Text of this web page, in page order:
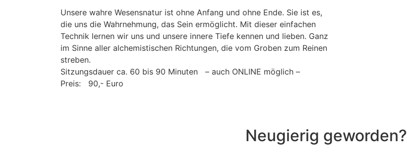
Unsere wahre Wesensnatur ist ohne Anfang und ohne Ende. Sie ist es,
die uns die Wahrnehmung, das Sein ermöglicht. Mit dieser einfachen
Technik lernen wir uns und unsere innere Tiefe kennen und lieben. Ganz
im Sinne aller alchemistischen Richtungen, die vom Groben zum Reinen
streben.
Sitzungsdauer ca. 60 bis 90 Minuten – auch ONLINE möglich –
Preis: 90,- Euro
Neugierig geworden?